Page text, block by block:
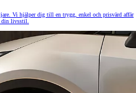
Vi hjälper dig till en trygg, enkel och prisvärd affär
din livsstil.